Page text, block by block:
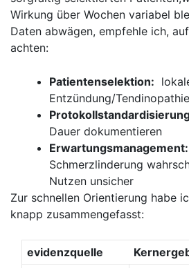
Wirkung über Wochen variabel
Daten abwägen, empfehle ich,
achten:
Patientenselektion:
Entzündung/
Dauer ⁤dokumentieren
Erwartungsmanagement:
Schmerzlinderung
Nutzen unsicher
Zur schnellen Orientierung⁣ habe
knapp zusammengefasst:
evidenzquelle